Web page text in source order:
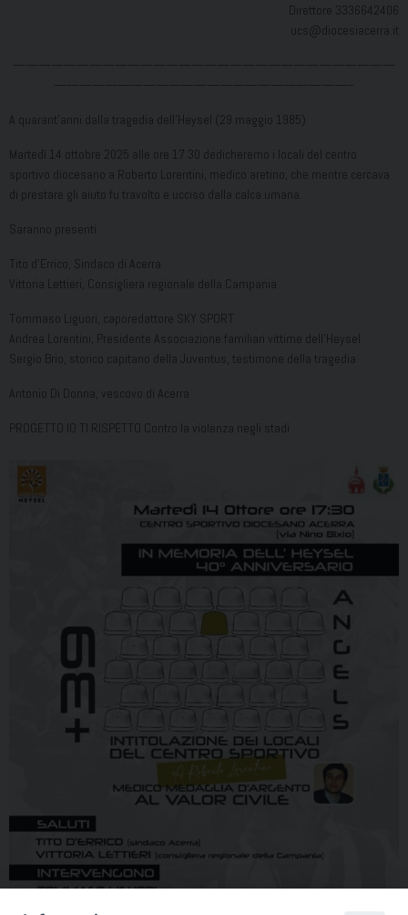
Direttore 3336642406
ucs@diocesiacerra.it
A quarant’anni dalla tragedia dell’Heysel (29 maggio 1985)
Martedì 14 ottobre 2025 alle ore 17.30 dedicheremo i locali del centro
sportivo diocesano a Roberto Lorentini, medico aretino, che mentre cercava
di prestare gli aiuto fu travolto e ucciso dalla calca umana.
Saranno presenti:
Tito d’Errico, Sindaco di Acerra
Vittoria Lettieri, Consigliera regionale della Campania
Tommaso Liguori, caporedattore SKY SPORT
Andrea Lorentini, Presidente Associazione familiari vittime dell’Heysel
Sergio Brio, storico capitano della Juventus, testimone della tragedia
Antonio Di Donna, vescovo di Acerra
PROGETTO IO TI RISPETTO Contro la violenza negli stadi